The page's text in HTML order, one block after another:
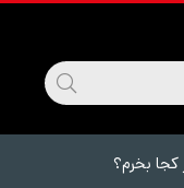
کجا بخرم؟